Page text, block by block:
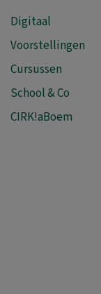
Digitaal
Voorstellingen
Cursussen
School & Co
CIRK!aBoem